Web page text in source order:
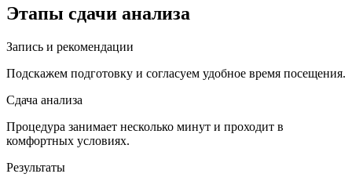
Этапы сдачи анализа
Запись и рекомендации
Подскажем подготовку и согласуем удобное время посещения.
Сдача анализа
Процедура занимает несколько минут и проходит в
комфортных условиях.
Результаты